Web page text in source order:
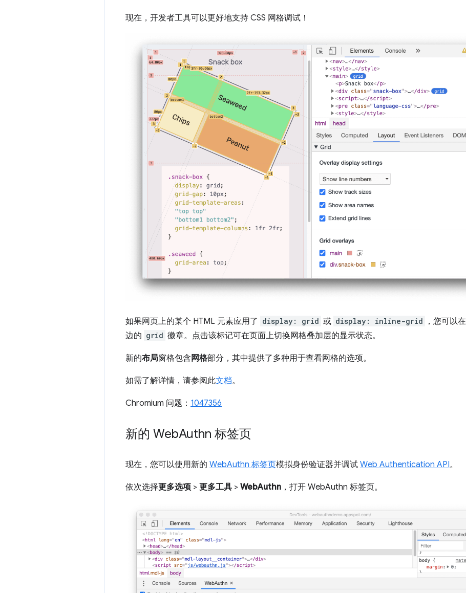
现在，开发者工具可以更好地支持 CSS 网格调试！
如果网页上的某个 HTML 元素应用了 display: grid 或 display: inline-grid ，您可以在
边的 grid 徽章。点击该标记可在页面上切换网格叠加层的显示状态。
新的布局窗格包含 网格部分，其中提供了多种用于查看网格的选项。
如需了解详情，请参阅此文档。
Chromium 问题： 1047356
新的 WebAuthn 标签页
现在，您可以使用新的 WebAuthn 标签页模拟身份验证器并调试 Web Authentication API。
依次选择更多选项 > 更多工具 > WebAuthn ，打开 WebAuthn 标签页。